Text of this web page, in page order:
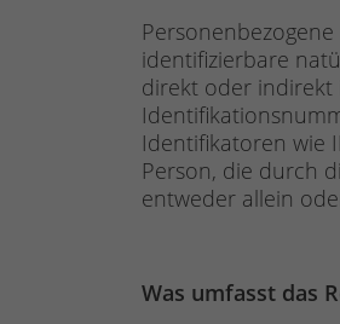
identifizierbare
direkt oder indirekt
Identifikatoren wie
Person, die durch
entweder allein
Was umfasst das